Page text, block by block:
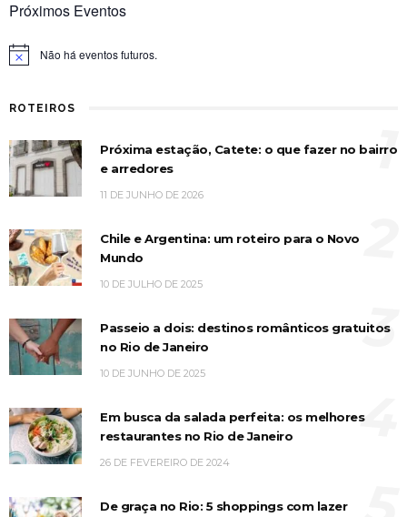
Próximos Eventos
Notice Não há eventos futuros.
ROTEIROS
Próxima estação, Catete: o que fazer no bairro
e arredores
11 DE JUNHO DE 2026
1
Chile e Argentina: um roteiro para o Novo
Mundo
10 DE JULHO DE 2025
Passeio a dois: destinos românticos gratuitos
no Rio de Janeiro
10 DE JUNHO DE 2025
3
Em busca da salada perfeita: os melhores
restaurantes no Rio de Janeiro
26 DE FEVEREIRO DE 2024
4
De graça no Rio: 5 shoppings com lazer